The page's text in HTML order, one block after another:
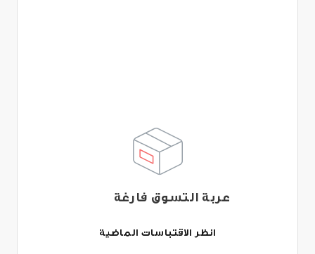
عربة التسوق فارغة
انظر الاقتباسات الماضية